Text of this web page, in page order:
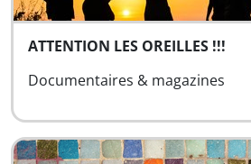
ATTENTION LES OREILLES !!!
Documentaires & magazines